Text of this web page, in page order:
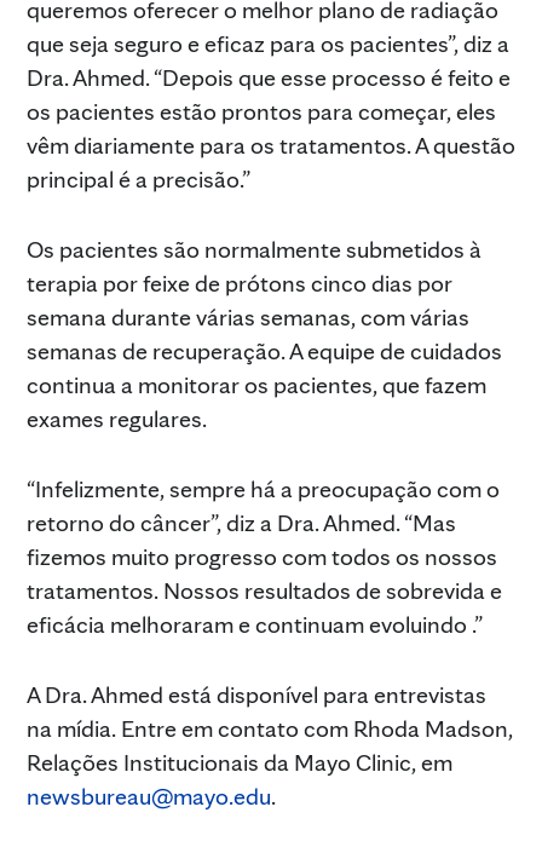
queremos oferecer o melhor plano de radiação
que seja seguro e eficaz para os pacientes”, diz a
Dra. Ahmed. “Depois que esse processo é feito e
os pacientes estão prontos para começar, eles
vêm diariamente para os tratamentos. A questão
principal é a precisão.”
Os pacientes são normalmente submetidos à
terapia por feixe de prótons cinco dias por
semana durante várias semanas, com várias
semanas de recuperação. A equipe de cuidados
continua a monitorar os pacientes, que fazem
exames regulares.
“Infelizmente, sempre há a preocupação com o
retorno do câncer”, diz a Dra. Ahmed. “Mas
fizemos muito progresso com todos os nossos
tratamentos. Nossos resultados de sobrevida e
eficácia melhoraram e continuam evoluindo .”
A Dra. Ahmed está disponível para entrevistas
na mídia. Entre em contato com Rhoda Madson,
Relações Institucionais da Mayo Clinic, em
newsbureau@mayo.edu.